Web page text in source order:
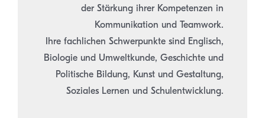
der Stärkung ihrer Kompetenzen in
Kommunikation und Teamwork.
Ihre fachlichen Schwerpunkte sind Englisch,
Biologie und Umweltkunde, Geschichte und
Politische Bildung, Kunst und Gestaltung,
Soziales Lernen und Schulentwicklung.